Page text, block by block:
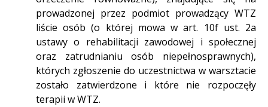
prowadzonej przez podmiot prowadzący WTZ
liście osób (o której mowa w art. 10f ust. 2a
ustawy o rehabilitacji zawodowej i społecznej
oraz zatrudnianiu osób niepełnosprawnych),
których zgłoszenie do uczestnictwa w warsztacie
zostało zatwierdzone i które nie rozpoczęły
terapii w WTZ.